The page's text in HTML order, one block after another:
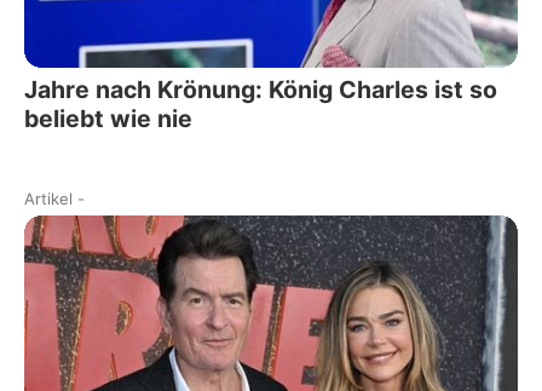
Jahre nach Krönung: König Charles ist so
beliebt wie nie
Artikel -